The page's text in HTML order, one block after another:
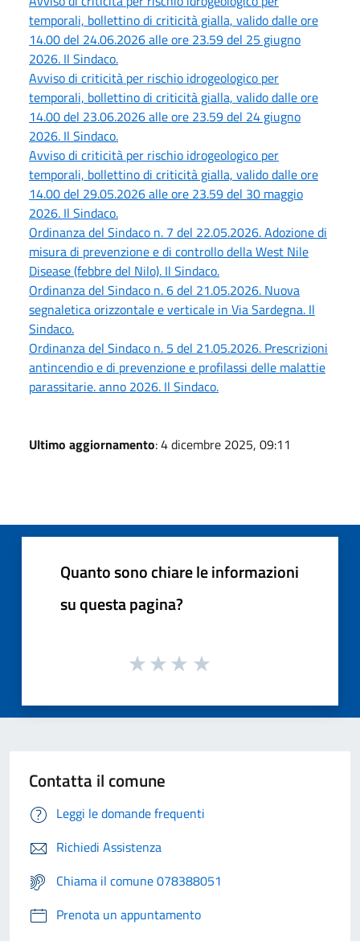
temporali, bollettino di criticità gialla, valido dalle ore
14.00 del 24.06.2026 alle ore 23.59 del 25 giugno
2026. Il Sindaco.
Avviso di criticità per rischio idrogeologico per
temporali, bollettino di criticità gialla, valido dalle ore
14.00 del 23.06.2026 alle ore 23.59 del 24 giugno
2026. Il Sindaco.
Avviso di criticità per rischio idrogeologico per
temporali, bollettino di criticità gialla, valido dalle ore
14.00 del 29.05.2026 alle ore 23.59 del 30 maggio
2026. Il Sindaco.
Ordinanza del Sindaco n. 7 del 22.05.2026. Adozione di
misura di prevenzione e di controllo della West Nile
Disease (febbre del Nilo). Il Sindaco.
Ordinanza del Sindaco n. 6 del 21.05.2026. Nuova
segnaletica orizzontale e verticale in Via Sardegna. Il
Sindaco.
Ordinanza del Sindaco n. 5 del 21.05.2026. Prescrizioni
antincendio e di prevenzione e profilassi delle malattie
parassitarie. anno 2026. Il Sindaco.
Ultimo aggiornamento: 4 dicembre 2025, 09:11
Quanto sono chiare le informazioni
su questa pagina?
Contatta il comune
Leggi le domande frequenti
Richiedi Assistenza
Chiama il comune 078388051
Prenota un appuntamento